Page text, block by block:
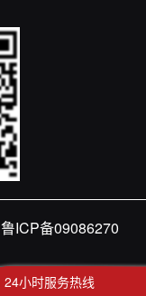
鲁ICP备09086270
24小时服务热线